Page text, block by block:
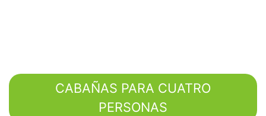
CABAÑAS PARA CUATRO
PERSONAS